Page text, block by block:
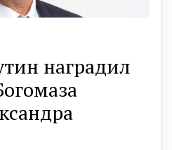
наградил